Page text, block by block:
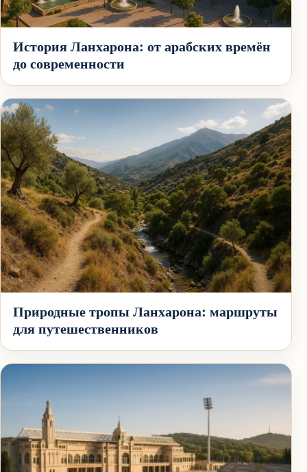
История Ланхарона: от арабских времён
до современности
Природные тропы Ланхарона: маршруты
для путешественников